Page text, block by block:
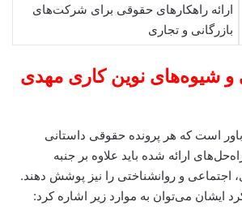
ارائه راهکارهای حقوقی برای شرکت‌های
بازرگانی و تجاری
شیوه‌های نوین کاری مهدی
است که هر پرونده حقوقی داستانی
ارائه شده باید علاوه بر جنبه
اجتماعی و روانشناختی را نیز پوشش دهند.
ایشان می‌توان به موارد زیر اشاره کرد: